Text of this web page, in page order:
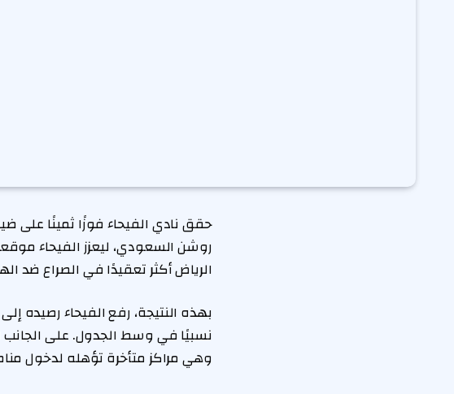
روشن السعودي، ليعزز الفيحاء
الرياض أكثر تعقيدًا في الصراع ضد
وهي مراكز متأخرة تؤهله لدخول